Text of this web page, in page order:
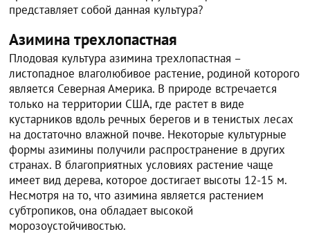
представляет собой данная культура?
Азимина трехлопастная
Плодовая культура азимина трехлопастная –
листопадное влаголюбивое растение, родиной которого
является Северная Америка. В природе встречается
только на территории США, где растет в виде
кустарников вдоль речных берегов и в тенистых лесах
на достаточно влажной почве. Некоторые культурные
формы азимины получили распространение в других
странах. В благоприятных условиях растение чаще
имеет вид дерева, которое достигает высоты 12-15 м.
Несмотря на то, что азимина является растением
субтропиков, она обладает высокой
морозоустойчивостью.